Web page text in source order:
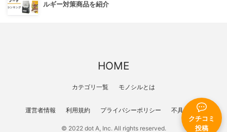
クチコミ
投稿
ルギー対策商品を紹介
HOME
カテゴリ一覧 モノシルとは
運営者情報 利用規約 プライバシーポリシー 不具合報告
© 2022 dot A, Inc. All rights reserved.